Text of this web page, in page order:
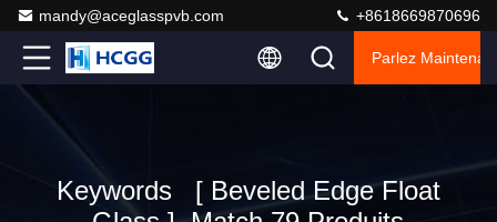
mandy@aceglasspvb.com +8618669870696
Parlez
Keywords [ Beveled Edge Float